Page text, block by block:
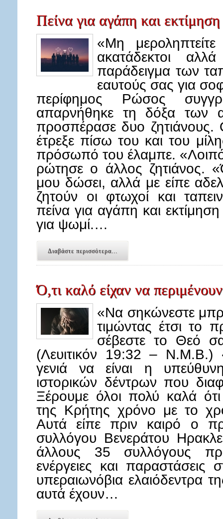
Πείνα για αγάπη και εκτίμηση
«Μη
ακατάδεκτοι
παράδειγμα των
εαυτούς σας για
περίφημος Ρώσος
απαρνήθηκε τη δόξα των
προσπέρασε δυο ζητιάνους.
έτρεξε πίσω του και του
πρόσωπό του έλαμπε.
ρώτησε ο άλλος ζητιάνος.
μου δώσει, αλλά με είπε
ζητούν οι φτωχοί και
πείνα για αγάπη και
για ψωμί.…
Διαβάστε περισσότερα...
Ό,τι καλό είχαν να
«Να σηκώνεστε
τιμώντας έτσι το
σέβεστε το Θεό
(Λευιτικόν 19:32 – Ν.Μ.Β.)
γενιά να είναι η
ιστορικών δέντρων που
Ξέρουμε όλοι πολύ καλά
της Κρήτης χρόνο με το
Αυτά είπε πριν καιρό ο
συλλόγου Βενεράτου
άλλους 35 συλλόγους
ενέργειες και
υπεραιωνόβια ελαιόδεντρα
αυτά έχουν…